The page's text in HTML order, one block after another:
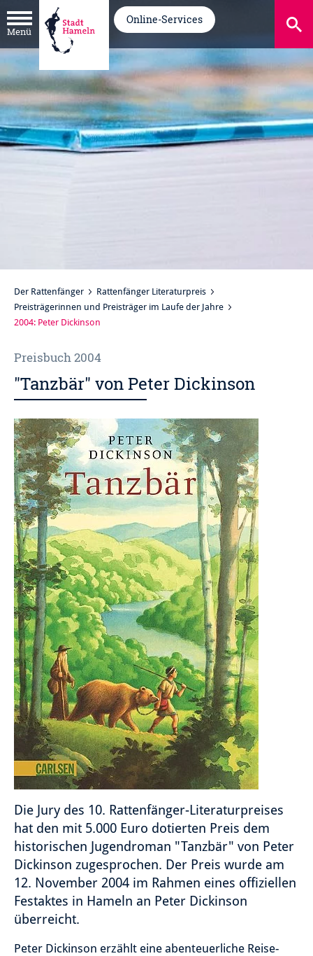
Menü
Online-Services
Der Rattenfänger
Rattenfänger Literaturpreis
Preisträgerinnen und Preisträger im Laufe der Jahre
2004: Peter Dickinson
Preisbuch 2004
"Tanzbär" von Peter Dickinson
Die Jury des 10. Rattenfänger-Literaturpreises
hat den mit 5.000 Euro dotierten Preis dem
historischen Jugendroman "Tanzbär" von Peter
Dickinson zugesprochen. Der Preis wurde am
12. November 2004 im Rahmen eines offiziellen
Festaktes in Hameln an Peter Dickinson
überreicht.
Peter Dickinson erzählt eine abenteuerliche Reise-